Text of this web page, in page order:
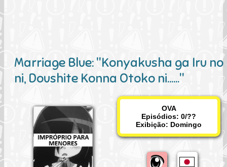
Marriage Blue: "Konyakusha ga Iru no
ni, Doushite Konna Otoko ni......"
OVA
Episódios: 0/??
Exibição: Domingo